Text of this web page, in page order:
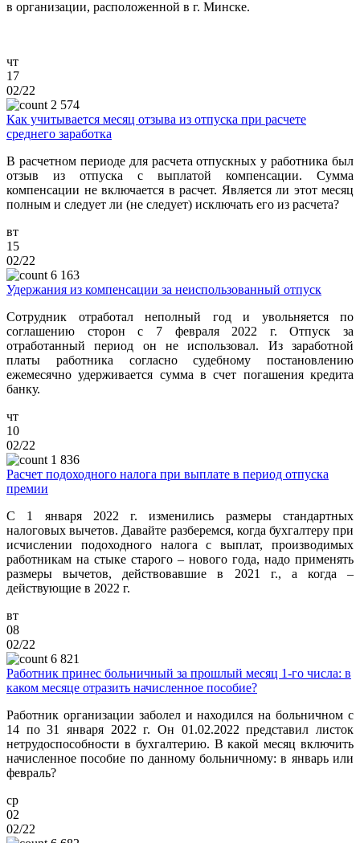
в организации, расположенной в г. Минске.
чт
17
02/22
2 574
Как учитывается месяц отзыва из отпуска при расчете
среднего заработка
В расчетном периоде для расчета отпускных у работника был
отзыв из отпуска с выплатой компенсации. Сумма
компенсации не включается в расчет. Является ли этот месяц
полным и следует ли (не следует) исключать его из расчета?
вт
15
02/22
6 163
Удержания из компенсации за неиспользованный отпуск
Сотрудник отработал неполный год и увольняется по
соглашению сторон с 7 февраля 2022 г. Отпуск за
отработанный период он не использовал. Из заработной
платы работника согласно судебному постановлению
ежемесячно удерживается сумма в счет погашения кредита
банку.
чт
10
02/22
1 836
Расчет подоходного налога при выплате в период отпуска
премии
С 1 января 2022 г. изменились размеры стандартных
налоговых вычетов. Давайте разберемся, когда бухгалтеру при
исчислении подоходного налога с выплат, производимых
работникам на стыке старого – нового года, надо применять
размеры вычетов, действовавшие в 2021 г., а когда –
действующие в 2022 г.
вт
08
02/22
6 821
Работник принес больничный за прошлый месяц 1-го числа: в
каком месяце отразить начисленное пособие?
Работник организации заболел и находился на больничном с
14 по 31 января 2022 г. Он 01.02.2022 представил листок
нетрудоспособности в бухгалтерию. В какой месяц включить
начисленное пособие по данному больничному: в январь или
февраль?
ср
02
02/22